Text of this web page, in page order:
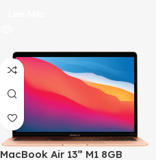
MacBook Air 13” M1 8GB